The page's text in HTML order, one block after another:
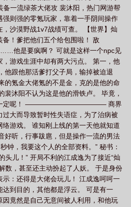
备一流绿茶大佬攻 裴沐阳，热门网游帮
则强的零氪玩家，靠着一手阴间操作
，沙漠野战1v7战绩可查。 【世界】灿
！爹把他们五个给包围啦！ 敌
他是要疯啊？ 可就是这样一个npc见
，游戏生涯中却有两大污点。 第一，他
他跟他那活爹打父子局，输掉被迫退
的氪金大佬氪的不是金，克的是他的命
裴沐阳不认为这是他的滑铁卢。 毕竟，
不一定呢！ ———————————— 商界
大而导致暂时性失语症，为了治病被
游戏。 谁知刚上线的第一天他就知道
好听，行事跋扈，但是操作一流的男法
钟，我要这个人的全部资料。” 秘书：
头儿！” 开局不利的江成逸为了接近“灿
数，甚至还主动扮起了人妖。 于是身份
：还得是大佬会玩儿！ 江成逸呵呵一
到目的，其他都是浮云。 可是有一
因竟然是自己无意间被人利用，和他玩